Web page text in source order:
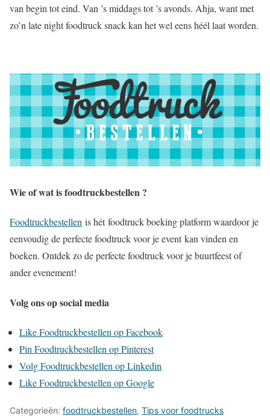
van begin tot eind. Van ’s middags tot ’s avonds. Ahja, want met
zo’n late night foodtruck snack kan het wel eens héél laat worden.
Wie of wat is foodtruckbestellen ?
Foodtruckbestellen is hét foodtruck boeking platform waardoor je
eenvoudig de perfecte foodtruck voor je event kan vinden en
boeken. Ontdek zo de perfecte foodtruck voor je buurtfeest of
ander evenement!
Volg ons op social media
Like Foodtruckbestellen op Facebook
Pin Foodtruckbestellen op Pinterest
Volg Foodtruckbestellen op Linkedin
Like Foodtruckbestellen op Google
Categorieën: foodtruckbestellen, Tips voor foodtrucks